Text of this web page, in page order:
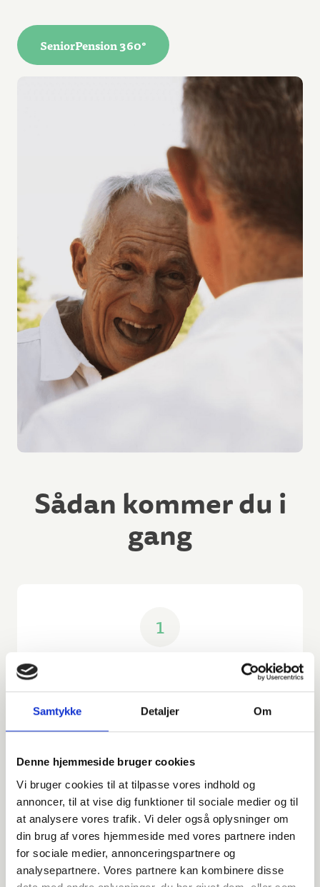
Samtykke Detaljer Om
Denne hjemmeside bruger cookies
Vi bruger cookies til at tilpasse vores indhold og
annoncer, til at vise dig funktioner til sociale medier og til
at analysere vores trafik. Vi deler også oplysninger om
din brug af vores hjemmeside med vores partnere inden
for sociale medier, annonceringspartnere og
analysepartnere. Vores partnere kan kombinere disse
SeniorPension 360°
Sådan kommer du i
gang
1
pensionsinfo.dk
”Log ind”-knappen øverst til højre på siden.
Derefter skal du indtaste dit Mit-ID for at
logge ind.
Når du er logget ind, skal du klikke på fanen
”Pension” øverst til venstre på siden